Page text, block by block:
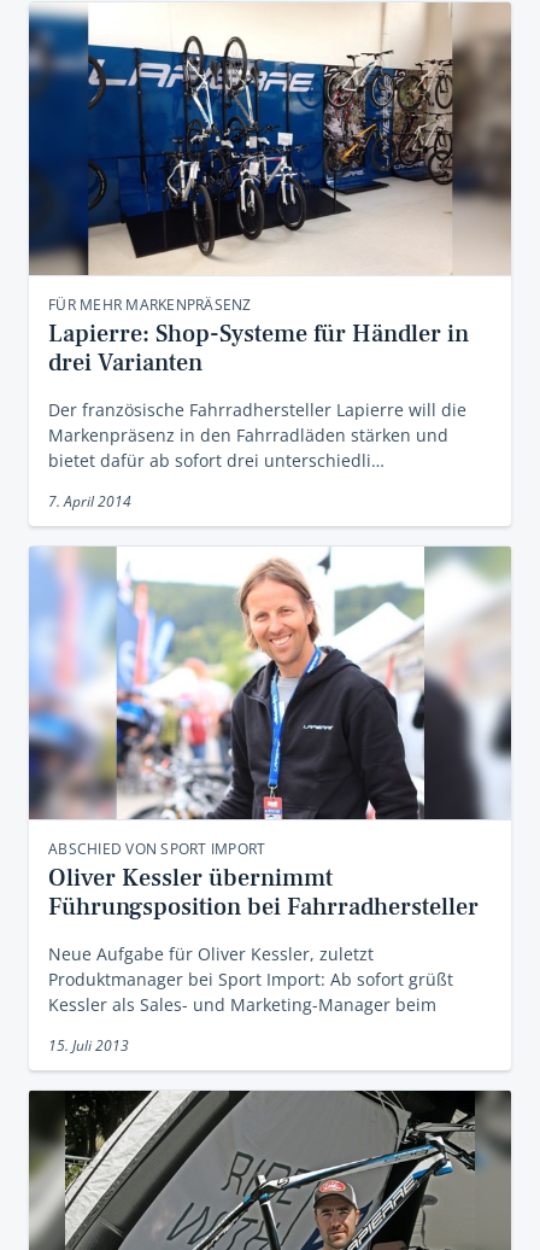
FÜR MEHR MARKENPRÄSENZ
Lapierre: Shop-Systeme für Händler in
drei Varianten
Der französische Fahrradhersteller Lapierre will die
Markenpräsenz in den Fahrradläden stärken und
bietet dafür ab sofort drei unterschiedli…
7. April 2014
ABSCHIED VON SPORT IMPORT
Oliver Kessler übernimmt
Führungsposition bei Fahrradhersteller
Neue Aufgabe für Oliver Kessler, zuletzt
Produktmanager bei Sport Import: Ab sofort grüßt
Kessler als Sales- und Marketing-Manager beim
15. Juli 2013